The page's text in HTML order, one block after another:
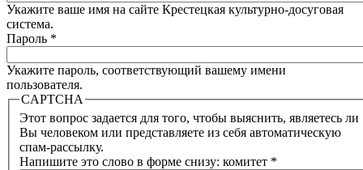
Укажите ваше имя на сайте Крестецкая культурно-досуговая
система.
Пароль *
Укажите пароль, соответствующий вашему имени
пользователя.
CAPTCHA
Этот вопрос задается для того, чтобы выяснить, являетесь ли
Вы человеком или представляете из себя автоматическую
спам-рассылку.
Напишите это слово в форме снизу: комитет *